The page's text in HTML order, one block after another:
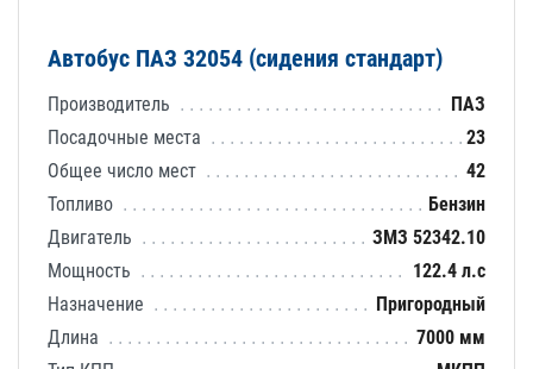
Автобус ПАЗ 32054 (сидения стандарт)
Производитель
ПАЗ
Посадочные места
23
Общее число мест
42
Топливо
Бензин
Двигатель
ЗМЗ 52342.10
Мощность
122.4 л.с
Назначение
Пригородный
Длина
7000 мм